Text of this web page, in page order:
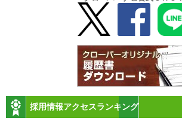
採用情報アクセスランキング